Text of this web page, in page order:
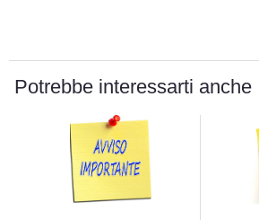
Potrebbe interessarti anche